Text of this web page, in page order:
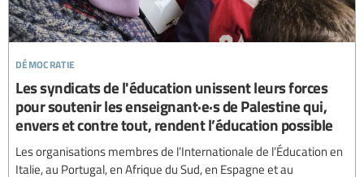
démocratie
Les syndicats de l'éducation unissent leurs forces
pour soutenir les enseignant·e·s de Palestine qui,
envers et contre tout, rendent l’éducation possible
Les organisations membres de l’Internationale de l’Éducation en
Italie, au Portugal, en Afrique du Sud, en Espagne et au